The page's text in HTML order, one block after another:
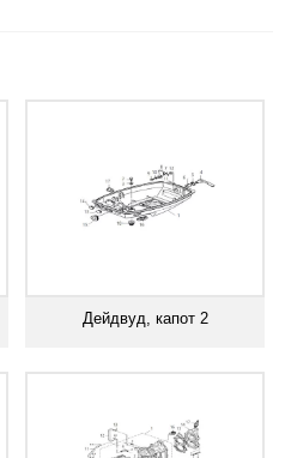
Дейдвуд, капот 2